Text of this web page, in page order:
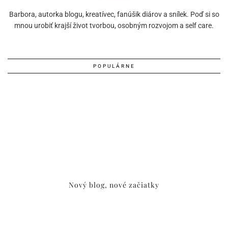
Barbora, autorka blogu, kreatívec, fanúšik diárov a snílek. Poď si so
mnou urobiť krajší život tvorbou, osobným rozvojom a self care.
POPULÁRNE
Nový blog, nové začiatky